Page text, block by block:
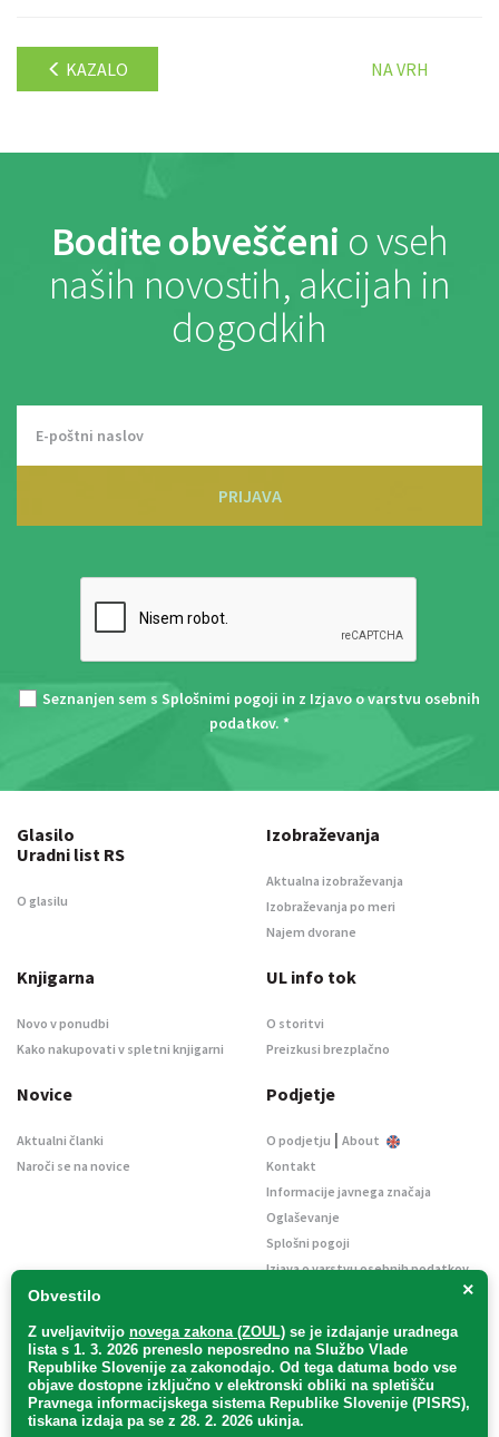
KAZALO NA VRH
Bodite obveščeni o vseh
naših novostih, akcijah in
dogodkih
PRIJAVA
Seznanjen sem s Splošnimi pogoji in z Izjavo o varstvu osebnih
podatkov. *
×
Obvestilo
Z uveljavitvijo novega zakona (ZOUL) se je izdajanje uradnega
lista s 1. 3. 2026 preneslo neposredno na Službo Vlade
Republike Slovenije za zakonodajo. Od tega datuma bodo vse
objave dostopne izključno v elektronski obliki na spletišču
Pravnega informacijskega sistema Republike Slovenije (PISRS),
tiskana izdaja pa se z 28. 2. 2026 ukinja.
Glasilo
Uradni list RS
O glasilu
Izobraževanja
Aktualna izobraževanja
Izobraževanja po meri
Najem dvorane
Knjigarna
Novo v ponudbi
Kako nakupovati v spletni knjigarni
UL info tok
O storitvi
Preizkusi brezplačno
Novice
Aktualni članki
Naroči se na novice
Podjetje
O podjetju | About
Kontakt
Informacije javnega značaja
Oglaševanje
Splošni pogoji
Izjava o varstvu osebnih podatkov
Uradni list d. o. o. – v likvidaciji / Vse pravice pridržane.